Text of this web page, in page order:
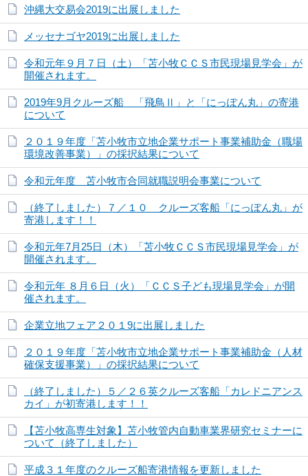
沖縄大交易会2019に出展しました
メッセナゴヤ2019に出展しました
令和元年９月７日（土）「苫小牧ＣＣＳ市民現場見学会」が
開催されます。
2019年9月クルーズ船 「飛鳥Ⅱ」と「にっぽん丸」の寄港
について
２０１９年度「苫小牧市立地企業サポート事業補助金（職場
環境改善事業）」の採択結果について
令和元年度 苫小牧市合同就職説明会事業について
（終了しました）７／１０ クルーズ客船「にっぽん丸」が
寄港します！！
令和元年7月25日（木）「苫小牧ＣＣＳ市民現場見学会」が
開催されます。
令和元年 ８月６日（火）「ＣＣＳ子ども現場見学会」が開
催されます。
企業立地フェア２０１9に出展しました
２０１９年度「苫小牧市立地企業サポート事業補助金（人材
確保支援事業）」の採択結果について
（終了しました）５／２６英クルーズ客船「カレドニアンス
カイ」が初寄港します！！
【苫小牧高専生対象】苫小牧管内自動車業界研究セミナーに
ついて（終了しました）
平成３１年度のクルーズ船寄港情報を更新しました